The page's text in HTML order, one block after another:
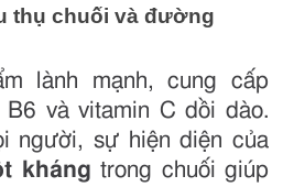
thụ chuối và đường
lành mạnh, cung cấp
B6 và vitamin C dồi dào.
người, sự hiện diện của
kháng trong chuối giúp